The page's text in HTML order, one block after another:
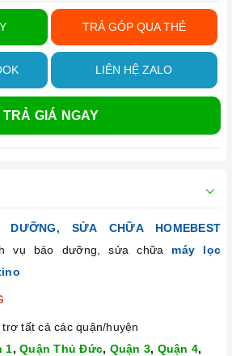
TRẢ GÓP QUA THẺ
LIÊN HỆ ZALO
TRẢ GIÁ NGAY
SỬA CHỮA HOMEBEST
vụ bảo dưỡng, sửa chữa máy lọc
trợ tất cả các quận/huyện
1, Quận Thủ Đức, Quận 3, Quận 4,